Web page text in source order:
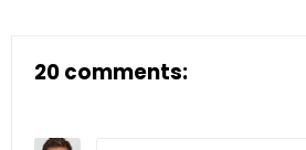
20 comments: